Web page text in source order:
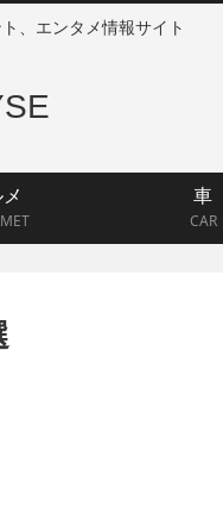
、エンタメ情報サイト
車
CAR